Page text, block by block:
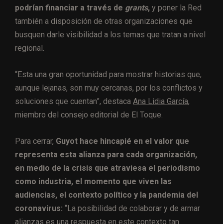
podrían financiar a través de grants, y poner la Red
también a disposición de otras organizaciones que
busquen darle visibilidad a los temas que tratan a nivel
regional.
“Esta una gran oportunidad para mostrar historias que,
aunque lejanas, son muy cercanas, por los conflictos y
soluciones que cuentan”, destaca Ana Lidia García,
miembro del consejo editorial de El Toque.
Para cerrar, Guyot hace hincapié en el valor que
representa esta alianza para cada organización,
en medio de la crisis que atraviesa el periodismo
como industria, el momento que viven las
audiencias, el contexto político y la pandemia del
coronavirus: “La posibilidad de colaborar y de armar
alianzas es una respuesta en este contexto tan